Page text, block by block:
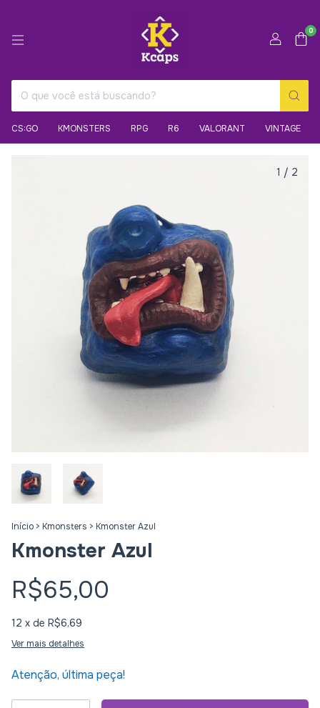
0
CS:GO KMONSTERS RPG R6 VALORANT VINTAGE
1 / 2
Início > Kmonsters > Kmonster Azul
Kmonster Azul
R$65,00
12 x de R$6,69
Ver mais detalhes
Atenção, última peça!